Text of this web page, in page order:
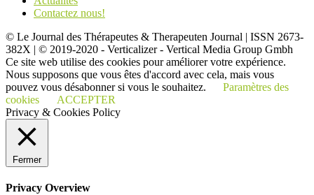
Contactez nous!
© Le Journal des Thérapeutes & Therapeuten Journal | ISSN 2673-
382X | © 2019-2020 - Verticalizer - Vertical Media Group Gmbh
Ce site web utilise des cookies pour améliorer votre expérience.
Nous supposons que vous êtes d'accord avec cela, mais vous
pouvez vous désabonner si vous le souhaitez.
Paramètres des
cookies
ACCEPTER
Privacy & Cookies Policy
Fermer
Privacy Overview